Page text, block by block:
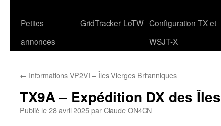
Petites
annonces
GridTracker LoTW Configuration TX et
WSJT-X
← Informations VP2VI – Îles Vierges Britanniques
TX9A – Expédition DX des
Publié le28 avril 2025parClaude ON4CN